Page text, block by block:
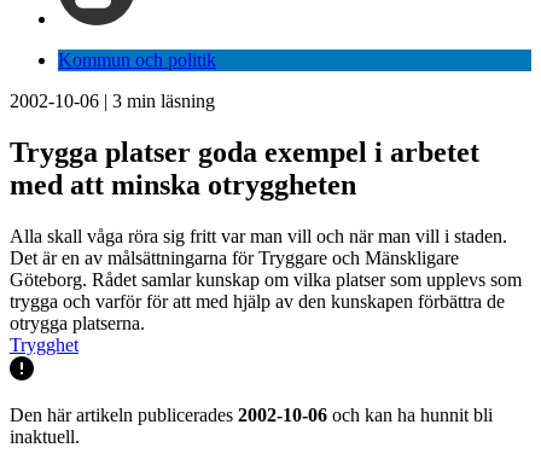
Kommun och politik
2002-10-06 | 3 min läsning
Trygga platser goda exempel i arbetet
med att minska otryggheten
Alla skall våga röra sig fritt var man vill och när man vill i staden.
Det är en av målsättningarna för Tryggare och Mänskligare
Göteborg. Rådet samlar kunskap om vilka platser som upplevs som
trygga och varför för att med hjälp av den kunskapen förbättra de
otrygga platserna.
Trygghet
Den här artikeln publicerades 2002-10-06 och kan ha hunnit bli
inaktuell.